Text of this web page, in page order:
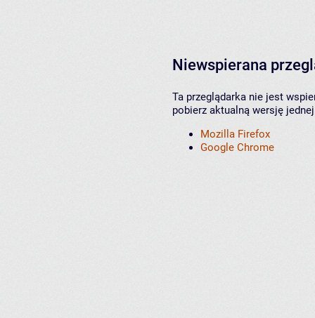
Niewspierana
Ta przeglądarka nie jest
pobierz aktualną wersję
Mozilla Firefox
Google Chrome